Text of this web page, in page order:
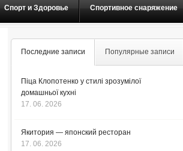
Спорт и Здоровье Спортивное снаряжение
Последние записи Популярные записи
Піца Клопотенко у стилі зрозумілої
домашньої кухні
17. 06. 2026
Якитория — японский ресторан
17. 06. 2026